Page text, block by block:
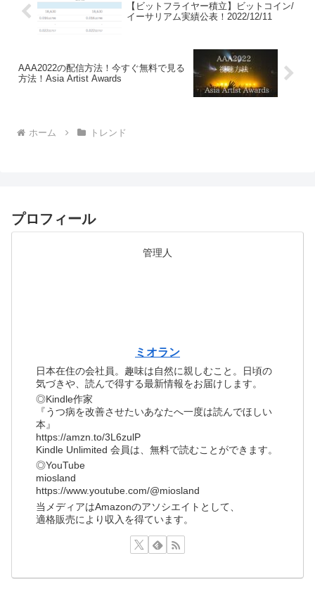
【ビットフライヤー積立】ビットコイン/
イーサリアム実績公表！2022/12/11
AAA2022の配信方法！今すぐ無料で見る
方法！Asia Artist Awards
ホーム トレンド
プロフィール
管理人
ミオラン
日本在住の会社員。趣味は自然に親しむこと。日頃の
気づきや、読んで得する最新情報をお届けします。
◎Kindle作家
『うつ病を改善させたいあなたへ一度は読んでほしい
本』
https://amzn.to/3L6zulP
Kindle Unlimited 会員は、無料で読むことができます。
◎YouTube
miosland
https://www.youtube.com/@miosland
当メディアはAmazonのアソシエイトとして、
適格販売により収入を得ています。